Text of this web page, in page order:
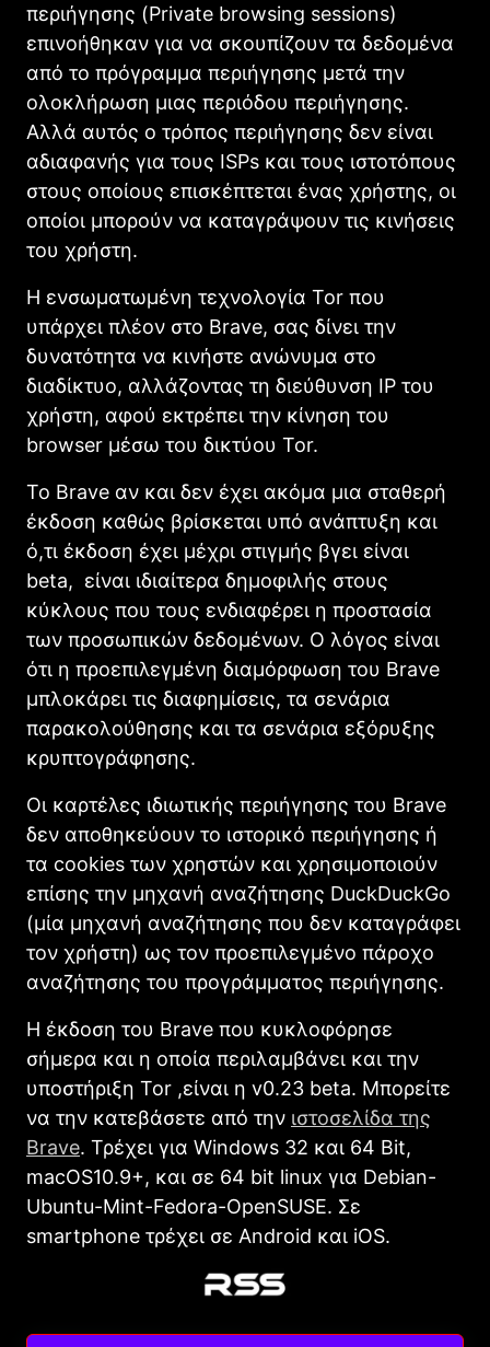
περιήγησης (Private browsing sessions)
επινοήθηκαν για να σκουπίζουν τα δεδομένα
από το πρόγραμμα περιήγησης μετά την
ολοκλήρωση μιας περιόδου περιήγησης.
Αλλά αυτός ο τρόπος περιήγησης δεν είναι
αδιαφανής για τους ISPs και τους ιστοτόπους
στους οποίους επισκέπτεται ένας χρήστης, οι
οποίοι μπορούν να καταγράψουν τις κινήσεις
του χρήστη.
Η ενσωματωμένη τεχνολογία Tor που
υπάρχει πλέον στο Brave, σας δίνει την
δυνατότητα να κινήστε ανώνυμα στο
διαδίκτυο, αλλάζοντας τη διεύθυνση IP του
χρήστη, αφού εκτρέπει την κίνηση του
browser μέσω του δικτύου Tor.
Το Brave αν και δεν έχει ακόμα μια σταθερή
έκδοση καθώς βρίσκεται υπό ανάπτυξη και
ό,τι έκδοση έχει μέχρι στιγμής βγει είναι
beta, είναι ιδιαίτερα δημοφιλής στους
κύκλους που τους ενδιαφέρει η προστασία
των προσωπικών δεδομένων. Ο λόγος είναι
ότι η προεπιλεγμένη διαμόρφωση του Brave
μπλοκάρει τις διαφημίσεις, τα σενάρια
παρακολούθησης και τα σενάρια εξόρυξης
κρυπτογράφησης.
Οι καρτέλες ιδιωτικής περιήγησης του Brave
δεν αποθηκεύουν το ιστορικό περιήγησης ή
τα cookies των χρηστών και χρησιμοποιούν
επίσης την μηχανή αναζήτησης DuckDuckGo
(μία μηχανή αναζήτησης που δεν καταγράφει
τον χρήστη) ως τον προεπιλεγμένο πάροχο
αναζήτησης του προγράμματος περιήγησης.
Η έκδοση του Brave που κυκλοφόρησε
σήμερα και η οποία περιλαμβάνει και την
υποστήριξη Tor ,είναι η v0.23 beta. Μπορείτε
να την κατεβάσετε από την ιστοσελίδα της
Brave. Τρέχει για Windows 32 και 64 Bit,
macOS10.9+, και σε 64 bit linux για Debian-
Ubuntu-Mint-Fedora-OpenSUSE. Σε
smartphone τρέχει σε Android και iOS.